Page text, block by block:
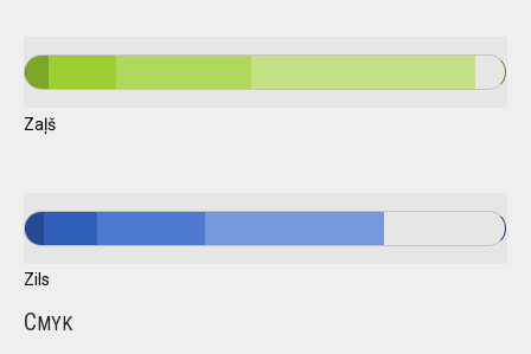
Zaļš
Zils
CMYK